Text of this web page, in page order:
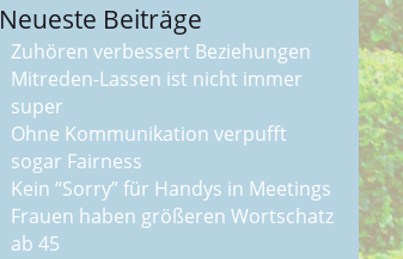
Neueste Beiträge
Zuhören verbessert Beziehungen
Mitreden-Lassen ist nicht immer
super
Ohne Kommunikation verpufft
sogar Fairness
Kein “Sorry” für Handys in Meetings
Frauen haben größeren Wortschatz
ab 45